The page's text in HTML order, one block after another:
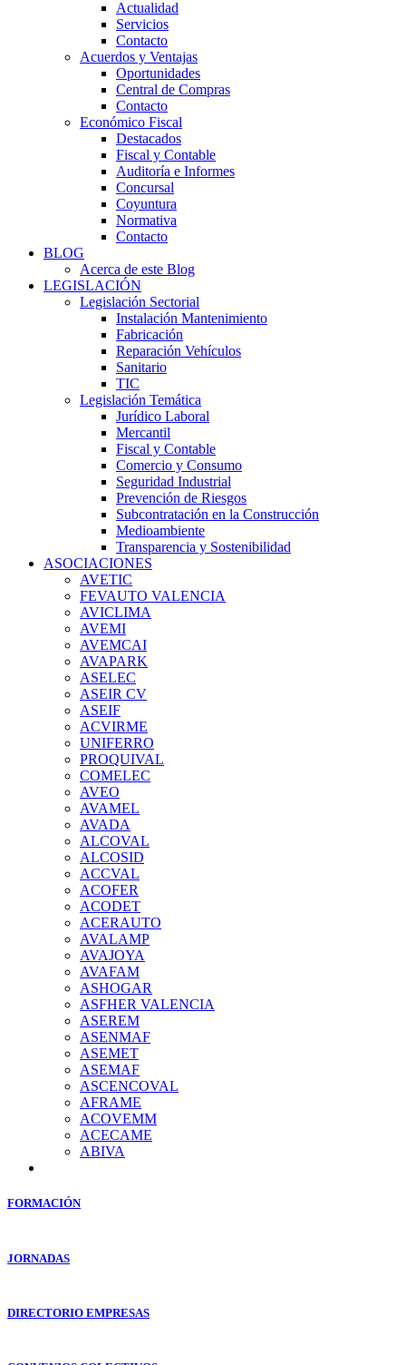
Actualidad
Servicios
Contacto
Acuerdos y Ventajas
Oportunidades
Central de Compras
Contacto
Económico Fiscal
Destacados
Fiscal y Contable
Auditoría e Informes
Concursal
Coyuntura
Normativa
Contacto
BLOG
Acerca de este Blog
LEGISLACIÓN
Legislación Sectorial
Instalación Mantenimiento
Fabricación
Reparación Vehículos
Sanitario
TIC
Legislación Temática
Jurídico Laboral
Mercantil
Fiscal y Contable
Comercio y Consumo
Seguridad Industrial
Prevención de Riesgos
Subcontratación en la Construcción
Medioambiente
Transparencia y Sostenibilidad
ASOCIACIONES
AVETIC
FEVAUTO VALENCIA
AVICLIMA
AVEMI
AVEMCAI
AVAPARK
ASELEC
ASEIR CV
ASEIF
ACVIRME
UNIFERRO
PROQUIVAL
COMELEC
AVEO
AVAMEL
AVADA
ALCOVAL
ALCOSID
ACCVAL
ACOFER
ACODET
ACERAUTO
AVALAMP
AVAJOYA
AVAFAM
ASHOGAR
ASFHER VALENCIA
ASEREM
ASENMAF
ASEMET
ASEMAF
ASCENCOVAL
AFRAME
ACOVEMM
ACECAME
ABIVA
FORMACIÓN
JORNADAS
DIRECTORIO EMPRESAS